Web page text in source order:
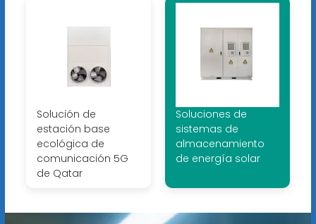
Solución de
estación base
ecológica de
comunicación 5G
de Qatar
Soluciones de
sistemas de
almacenamiento
de energía solar